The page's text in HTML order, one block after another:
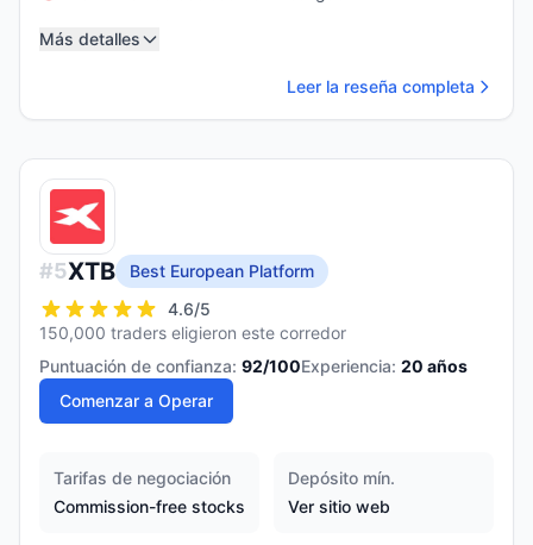
Más detalles
Leer la reseña completa
#5XTB
Best European Platform
4.6/5
150,000 traders eligieron este corredor
Puntuación de confianza: 92/100Experiencia: 20 años
Comenzar a Operar
Tarifas de negociación
Commission-free stocks
Depósito mín.
Ver sitio web